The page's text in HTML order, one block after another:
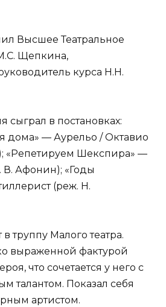
Высшее Театральное
Щепкина,
курса Н.Н.
сыграл в постановках:
дома» — Аурельо / Октавио
«Репетируем Шекспира» —
Афонин); «Годы
(реж. Н.
труппу Малого театра.
выраженной фактурой
что сочетается у него с
талантом. Показал себя
артистом.